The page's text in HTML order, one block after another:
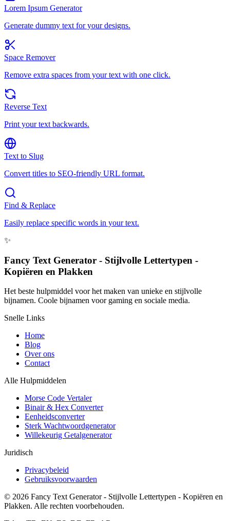
Lorem Ipsum Generator
Generate dummy text for your designs.
Space Remover
Remove extra spaces from your text with one click.
Reverse Text
Print your text backwards.
Text to Slug
Convert titles to SEO-friendly URL format.
Find & Replace
Easily replace specific words in your text.
✨
Fancy Text Generator - Stijlvolle Lettertypen -
Kopiëren en Plakken
Het beste hulpmiddel voor het maken van unieke en stijlvolle
bijnamen. Coole bijnamen voor gaming en sociale media.
Snelle Links
Home
Blog
Over ons
Contact
Alle Hulpmiddelen
Morse Code Vertaler
Binair & Hex Converter
Eenheidsconverter
Sterk Wachtwoordgenerator
Willekeurig Getalgenerator
Juridisch
Privacybeleid
Gebruiksvoorwaarden
© 2026 Fancy Text Generator - Stijlvolle Lettertypen - Kopiëren en
Plakken. Alle rechten voorbehouden.